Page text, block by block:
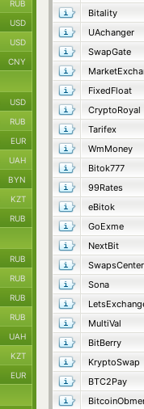
Bitality
UAchanger
SwapGate
FixedFloat
CryptoRoyal
Tarifex
WmMoney
Bitok777
99Rates
eBitok
GoExme
NextBit
SwapsCenter
Sona
MultiVal
BitBerry
KryptoSwap
BTC2Pay
RUB
USD
USD
CNY
USD
RUB
EUR
UAH
BYN
KZT
RUB
RUB
RUB
RUB
RUB
UAH
KZT
EUR